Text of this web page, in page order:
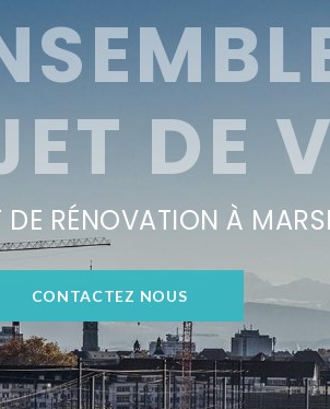
DE
RÉNOVATION À
CONTACTEZ NOUS